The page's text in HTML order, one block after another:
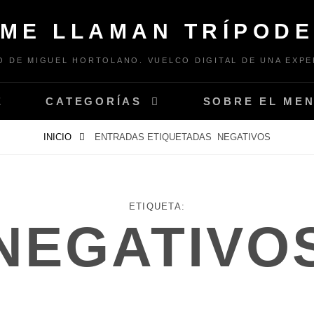
ME LLAMAN TRÍPODE
DE MIGUEL HORTOLANO. VUELCO DIGITAL DE UNA
CATEGORÍAS SOBRE EL
INICIO ENTRADAS ETIQUETADAS NEGATIVOS
ETIQUETA: